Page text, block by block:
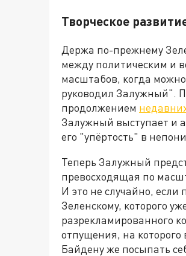
Творческое
Держа по-прежнему
между политическим и
масштабов, когда
руководил Залужный".
продолжением
Залужный выступает и
его "упёртость" в
Теперь Залужный
превосходящая по
И это не случайно,
Зеленскому, которого
разрекламированного
отпущения, на которого
Байдену же посыпать